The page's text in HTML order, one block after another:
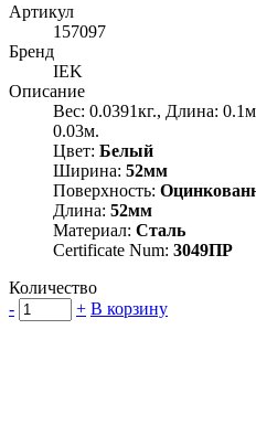
Артикул
157097
Бренд
IEK
Описание
Вес: 0.0391кг., Длина:
0.03м.
Цвет: Белый
Ширина: 52мм
Поверхность:
Длина: 52мм
Материал: Сталь
Certificate Num: 3049ПР
Количество
-
+ В корзину